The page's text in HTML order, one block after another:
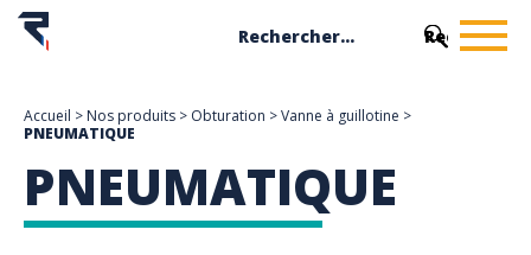
Accueil > Nos produits > Obturation >Vanne à guillotine >
PNEUMATIQUE
PNEUMATIQUE